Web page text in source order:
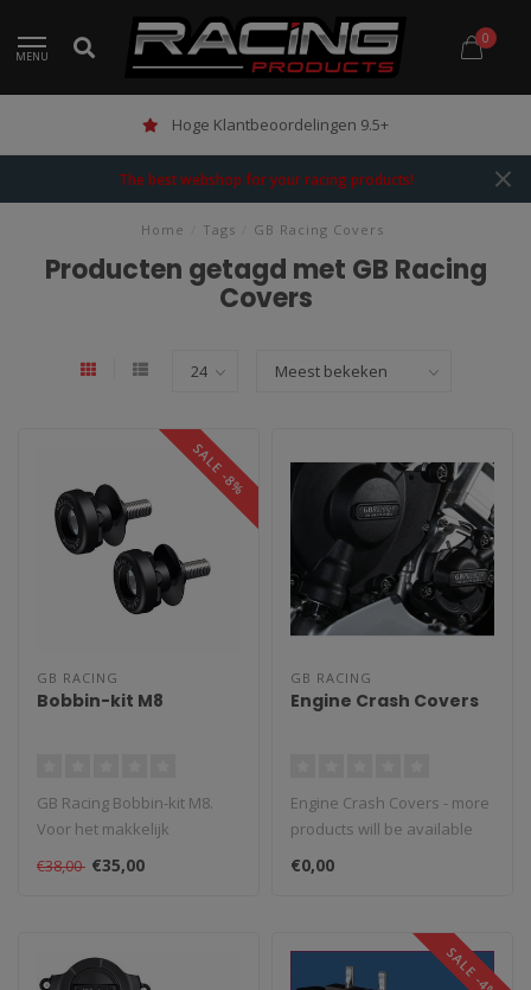
MENU
0
Hoge Klantbeoordelingen 9.5+
The best webshop for your racing products!
Home Tags GB Racing Covers
Producten getagd met GB Racing
Covers
SALE -8%
GB RACING
Bobbin-kit M8
GB Racing Bobbin-kit M8.
Voor het makkelijk
opbokken van de motor met
behulp van..
€38,00 €35,00
GB RACING
Engine Crash Covers
Engine Crash Covers - more
products will be available
soon!
€0,00
SALE -4%